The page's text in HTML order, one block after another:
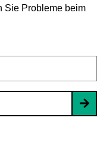
Sie Probleme beim